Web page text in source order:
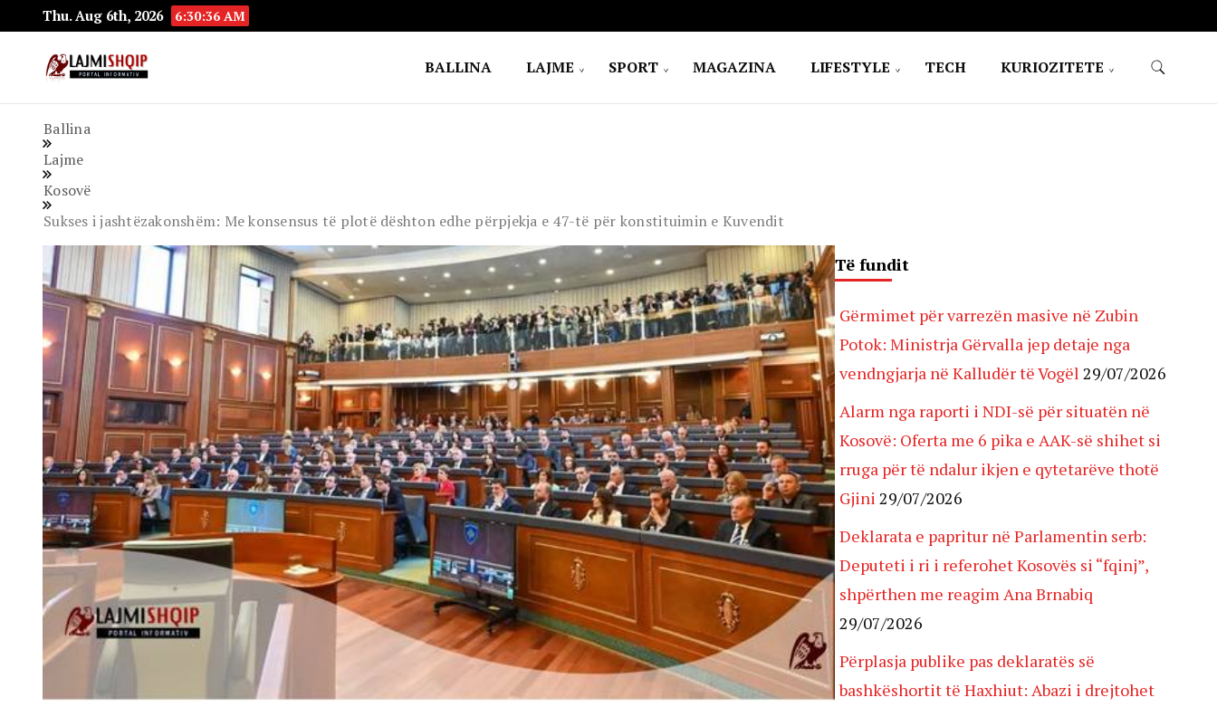
Thu. Aug 6th, 2026 6:30:37 AM
BALLINA LAJME SPORT MAGAZINA LIFESTYLE TECH KURIOZITETE
Ballina
Lajme
Kosovë
Sukses i jashtëzakonshëm: Me konsensus të plotë dështon edhe përpjekja e 47-të për konstituimin e Kuvendit
Të fundit
Gërmimet për varrezën masive në Zubin
Potok: Ministrja Gërvalla jep detaje nga
vendngjarja në Kalludër të Vogël 29/07/2026
Alarm nga raporti i NDI-së për situatën në
Kosovë: Oferta me 6 pika e AAK-së shihet si
rruga për të ndalur ikjen e qytetarëve thotë
Gjini 29/07/2026
Deklarata e papritur në Parlamentin serb:
Deputeti i ri i referohet Kosovës si “fqinj”,
shpërthen me reagim Ana Brnabiq
29/07/2026
Përplasja publike pas deklaratës së
bashkëshortit të Haxhiut: Abazi i drejtohet